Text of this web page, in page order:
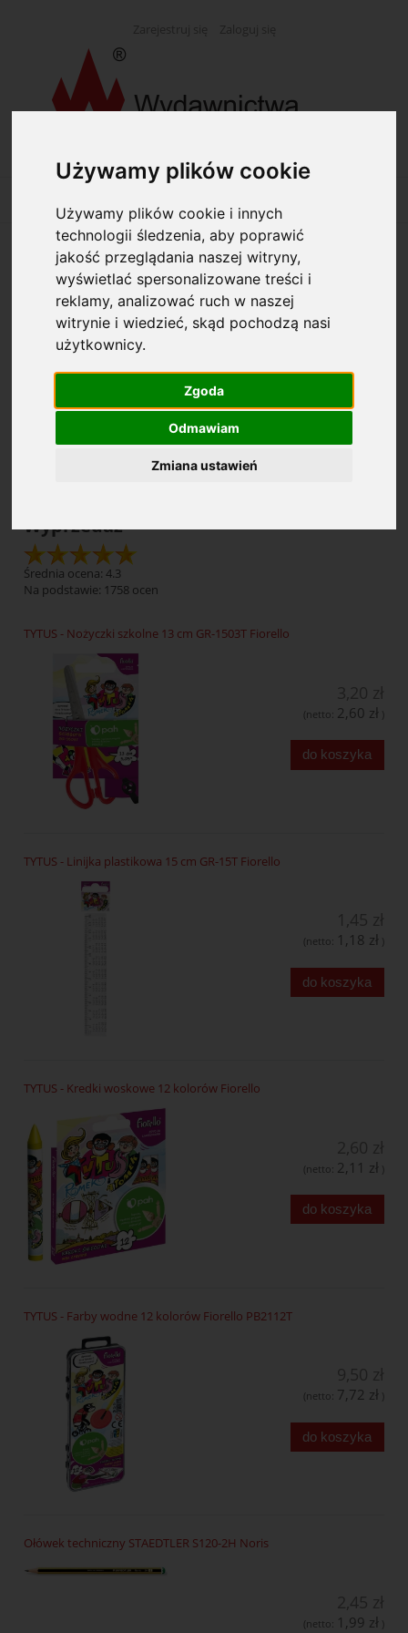
Używamy plików cookie
Używamy plików cookie i innych
technologii śledzenia, aby poprawić
jakość przeglądania naszej witryny,
wyświetlać spersonalizowane treści i
reklamy, analizować ruch w naszej
witrynie i wiedzieć, skąd pochodzą nasi
użytkownicy.
Zgoda
Odmawiam
Zmiana ustawień
Opcje przeglądania
Kategorie: Wyprzedaż
Dostępność: (wybierz)
Wyprzedaż
Średnia ocena: 4.3
Na podstawie: 1758 ocen
TYTUS - Nożyczki szkolne 13 cm GR-1503T Fiorello
(netto: 2,60 zł )
do koszyka
TYTUS - Linijka plastikowa 15 cm GR-15T Fiorello
(netto: 1,18 zł )
do koszyka
TYTUS - Kredki woskowe 12 kolorów Fiorello
(netto: 2,11 zł )
do koszyka
TYTUS - Farby wodne 12 kolorów Fiorello PB2112T
(netto: 7,72 zł )
do koszyka
Ołówek techniczny STAEDTLER S120-2H Noris
(netto: 1,99 zł )